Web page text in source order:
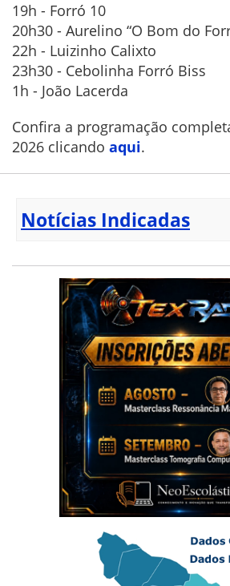
19h - Forró 10
20h30 - Aurelino “O Bom do
22h - Luizinho Calixto
23h30 - Cebolinha Forró Biss
1h - João Lacerda
Confira a programação
2026 clicando aqui.
Notícias Indicadas